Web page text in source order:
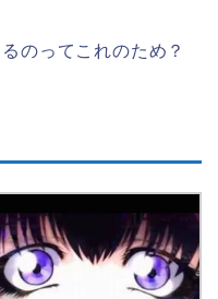
のってこれのため？